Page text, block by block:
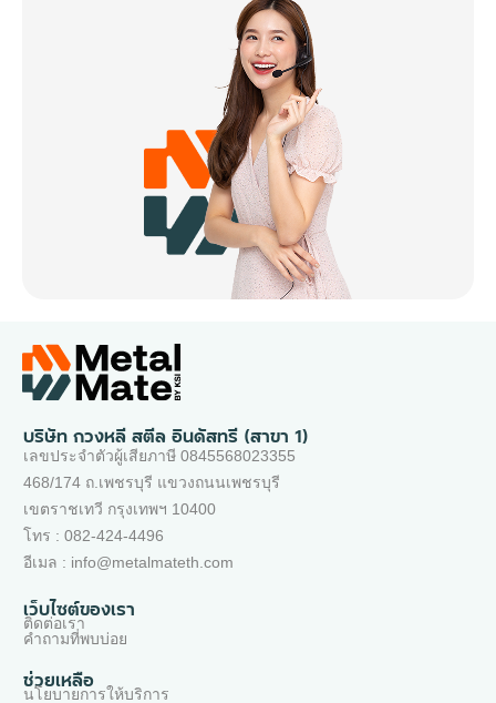
บริษัท กวงหลี สตีล อินดัสทรี (สาขา 1)
เลขประจำตัวผู้เสียภาษี 0845568023355
468/174 ถ.เพชรบุรี แขวงถนนเพชรบุรี
เขตราชเทวี กรุงเทพฯ 10400
โทร : 082-424-4496
อีเมล : info@metalmateth.com
เว็บไซต์ของเรา
ติดต่อเรา
คำถามที่พบบ่อย
ช่วยเหลือ
นโยบายการให้บริการ